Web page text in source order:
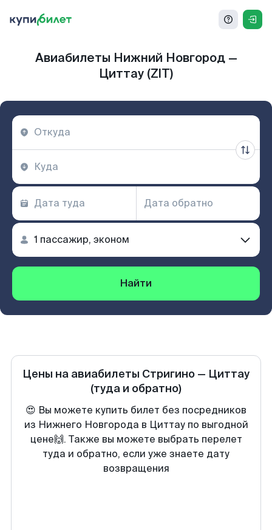
Авиабилеты Нижний Новгород —
Циттау (ZIT)
Найти
Цены на авиабилеты Стригино — Циттау
(туда и обратно)
😍 Вы можете купить билет без посредников
из Нижнего Новгорода в Циттау по выгодной
цене🙌. Также вы можете выбрать перелет
туда и обратно, если уже знаете дату
возвращения